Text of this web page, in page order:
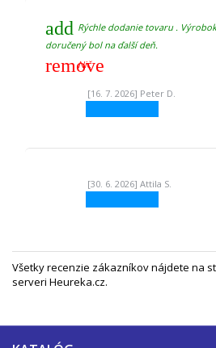
add Rýchle dodanie tovaru .
doručený bol na ďalší deň.
remove
Nič
[16. 7. 2026] Peter D.
[30. 6. 2026] Attila S.
Všetky recenzie zákazníkov nájdete na
serveri Heureka.cz.